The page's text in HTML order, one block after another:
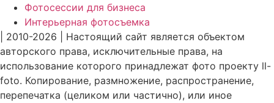
Фотосессии для бизнеса
Интерьерная фотосъемка
| 2010-2026 | Настоящий сайт является объектом
авторского права, исключительные права, на
использование которого принадлежат фото проекту ll-
foto. Копирование, размножение, распространение,
перепечатка (целиком или частично), или иное